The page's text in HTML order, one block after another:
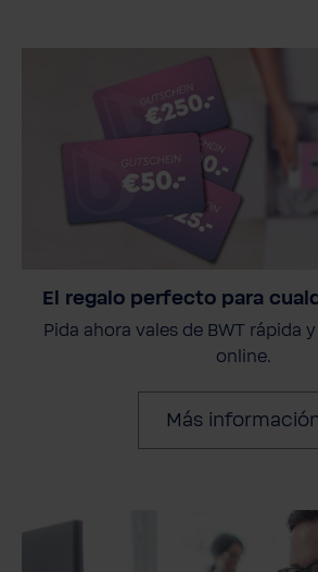
El regalo perfecto para
Pida ahora vales de BWT rápida
online.
Más